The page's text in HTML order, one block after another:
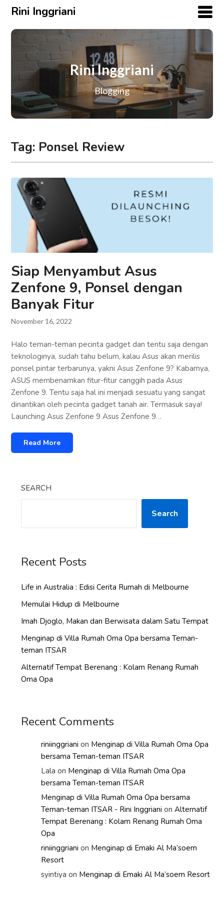
Rini Inggriani
Rini Inggriani
Blogging
Tag: Ponsel Review
Siap Menyambut Asus
Zenfone 9, Ponsel dengan
Banyak Fitur
November 16, 2022
Halo teman-teman pecinta gadget dan tentu saja dengan
teknologinya, sudah tahu belum, kalau Asus akan merilis
ponsel pintar terbarunya, yakni Asus Zenfone 9? Kabarnya,
ASUS membenamkan fitur-fitur canggih pada Asus
Zenfone 9. Tentu saja hal ini menjadi sesuatu yang sangat
dinantikan oleh pecinta gadget tanah air. Termasuk saya!
Launching Asus Zenfone 9 Asus Zenfone 9…
Read More
SEARCH
Search
Recent Posts
Life in Australia : Edisi Cerita Rumah di Melbourne
Memulai Hidup di Melbourne
Imah Djoglo, Makan dan Berwisata dalam Satu Tempat
Menginap di Villa Rumah Oma Opa bersama Teman-
teman ITSAR
Alternatif Tempat Berenang : Kolam Renang Rumah
Oma Opa
Recent Comments
riniinggriani on Menginap di Villa Rumah Oma Opa
bersama Teman-teman ITSAR
Lala on Menginap di Villa Rumah Oma Opa
bersama Teman-teman ITSAR
Menginap di Villa Rumah Oma Opa bersama
Teman-teman ITSAR - Rini Inggriani onAlternatif
Tempat Berenang : Kolam Renang Rumah Oma
Opa
riniinggriani on Menginap di Emaki Al Ma’soem
Resort
syintiya on Menginap di Emaki Al Ma’soem Resort